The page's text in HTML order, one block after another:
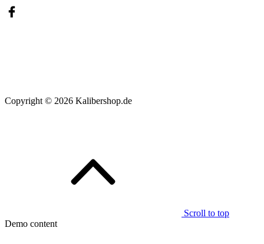
Copyright © 2026 Kalibershop.de
Scroll to top
Demo content